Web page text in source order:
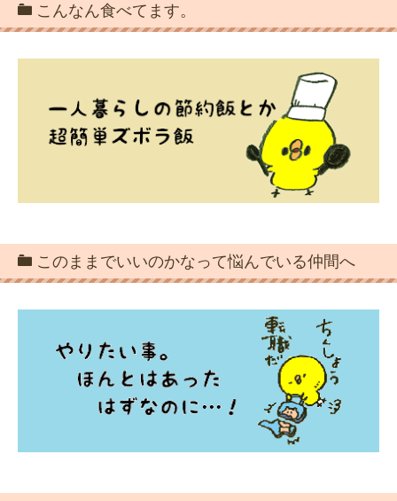
こんなん食べてます。
このままでいいのかなって悩んでいる仲間へ